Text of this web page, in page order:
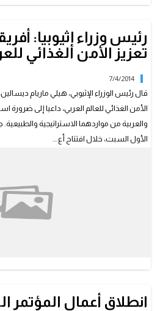
رئيس وزراء إثيوبيا:
تعزيز الأمن الغذائي
7/4/2014
قال رئيس الوزراء الإثيوبي، هيلي ماريام
الأمن الغذائي للعالم العربي، داعيا إلى ضرورة
والعربية من مواردهما الاستراتيجية
الأول السبت، خلال افتتاح أع...
انطلاق أعمال المؤتمر